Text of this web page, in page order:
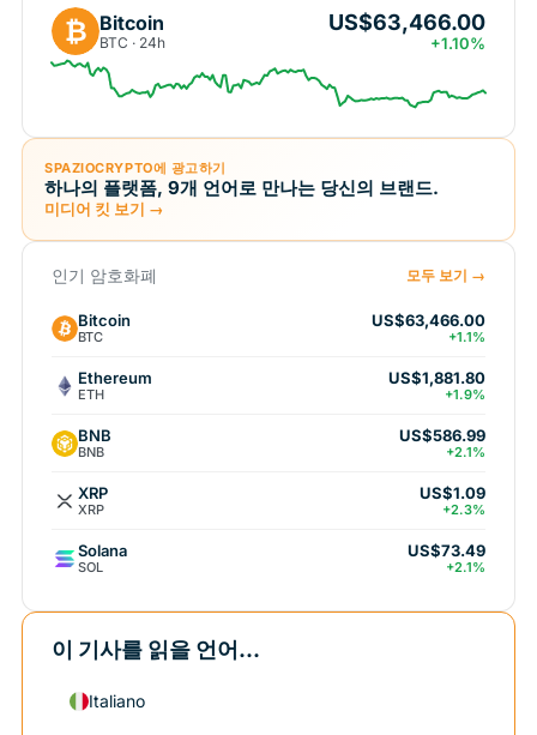
₿ Bitcoin
BTC · 24h
US$63,466.00
+1.10%
SPAZIOCRYPTO에 광고하기
하나의 플랫폼, 9개 언어로 만나는 당신의 브랜드.
미디어 킷 보기 →
인기 암호화폐 모두 보기 →
Bitcoin
BTC
US$63,466.00
+1.1%
Ethereum
ETH
US$1,881.80
+1.9%
BNB
BNB
US$586.99
+2.1%
XRP
XRP
US$1.09
+2.3%
Solana
SOL
US$73.49
+2.1%
이 기사를 읽을 언어...
Italiano